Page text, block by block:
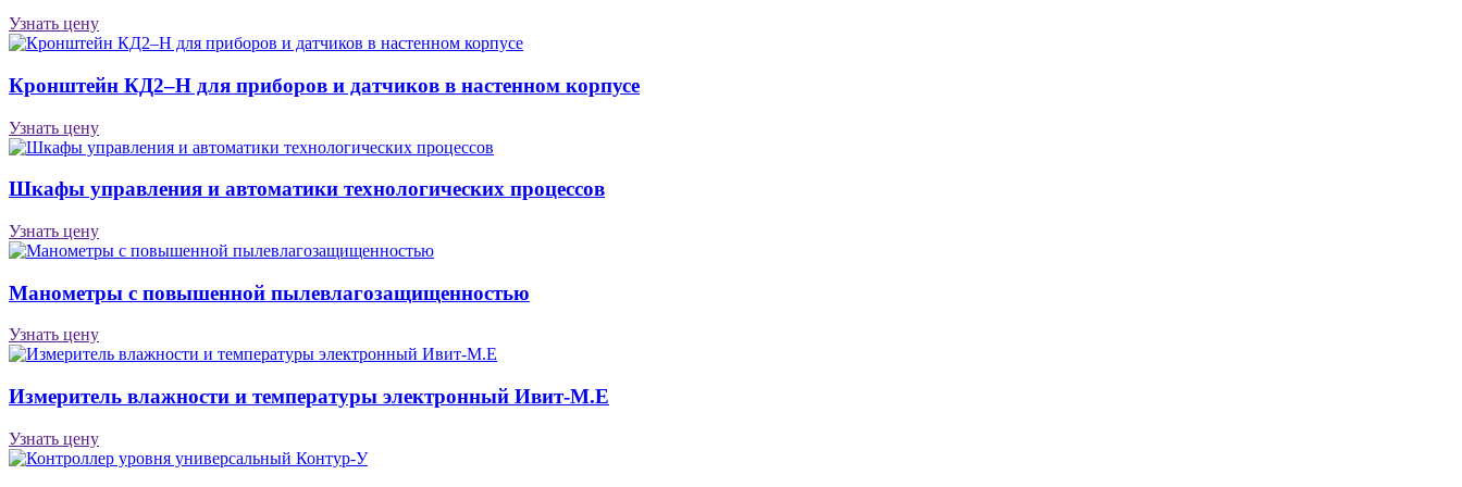
Узнать цену
Кронштейн КД2–Н для приборов и датчиков в настенном корпусе
Узнать цену
Шкафы управления и автоматики технологических процессов
Узнать цену
Манометры с повышенной пылевлагозащищенностью
Узнать цену
Измеритель влажности и температуры электронный Ивит-М.Е
Узнать цену